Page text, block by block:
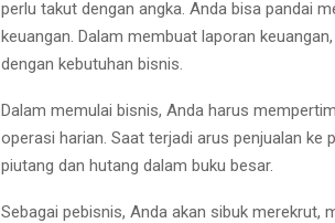
perlu takut dengan angka. Anda bisa pandai
keuangan. Dalam membuat laporan
dengan kebutuhan bisnis.
Dalam memulai bisnis, Anda harus
operasi harian. Saat terjadi arus penjualan
piutang dan hutang dalam buku besar.
Sebagai pebisnis, Anda akan sibuk merekrut,